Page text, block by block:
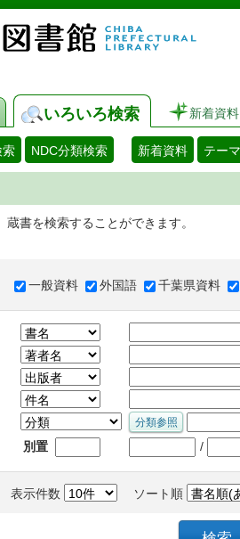
いろいろ検索 新着資料
索 NDC分類検索 新着資料 テー
書を検索することができます。
一般資料 外国語 千葉県資料
別置 /
表示件数 ソート順